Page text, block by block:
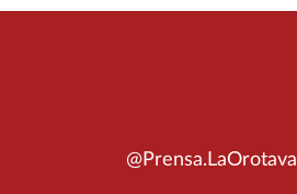
@Prensa.LaOrotava